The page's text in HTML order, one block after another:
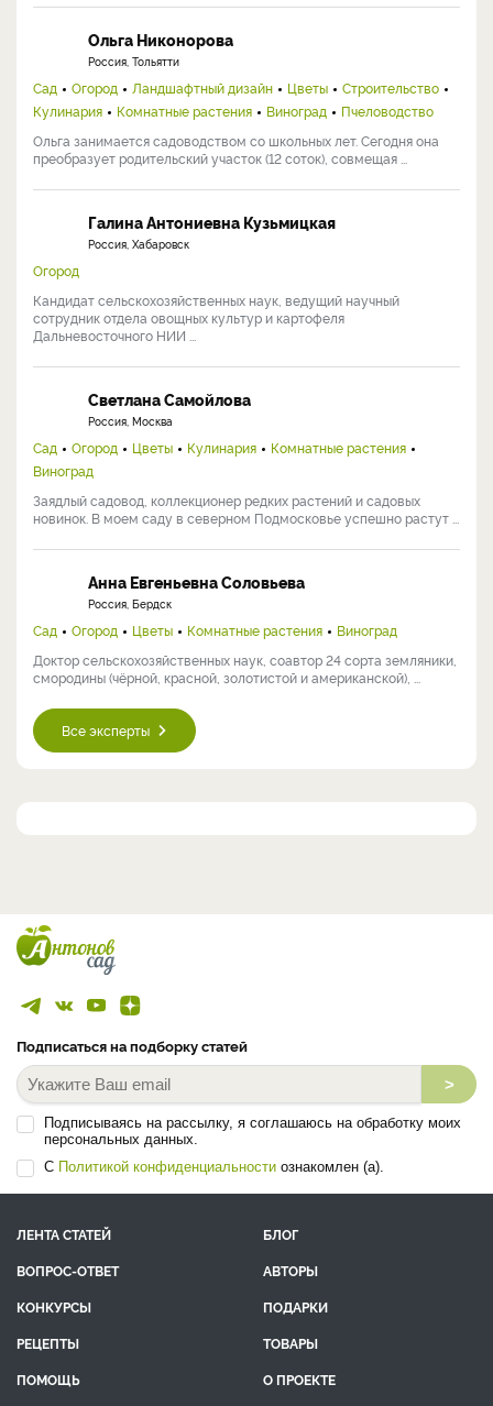
Ольга Никонорова
Россия, Тольятти
Сад Огород Ландшафтный дизайн Цветы
Строительство
Кулинария
Комнатные растения Виноград
Пчеловодство
Ольга занимается садоводством со школьных лет. Сегодня она
преобразует родительский участок (12 соток), совмещая ...
Галина Антониевна Кузьмицкая
Россия, Хабаровск
Огород
Кандидат сельскохозяйственных наук, ведущий научный
сотрудник отдела овощных культур и картофеля
Дальневосточного НИИ ...
Светлана Самойлова
Россия, Москва
Сад Огород Цветы Кулинария
Комнатные растения
Виноград
Заядлый садовод, коллекционер редких растений и садовых
новинок. В моем саду в северном Подмосковье успешно растут ...
Анна Евгеньевна Соловьева
Россия, Бердск
Сад Огород Цветы Комнатные растения
Виноград
Доктор сельскохозяйственных наук, соавтор 24 сорта земляники,
смородины (чёрной, красной, золотистой и американской), ...
Все эксперты
Подписаться на подборку статей
>
Подписываясь на рассылку, я соглашаюсь на обработку моих
персональных данных.
С Политикой конфиденциальности ознакомлен (а).
ЛЕНТА СТАТЕЙ
БЛОГ
ВОПРОС-ОТВЕТ
АВТОРЫ
КОНКУРСЫ
ПОДАРКИ
РЕЦЕПТЫ
ТОВАРЫ
ПОМОЩЬ
О ПРОЕКТЕ